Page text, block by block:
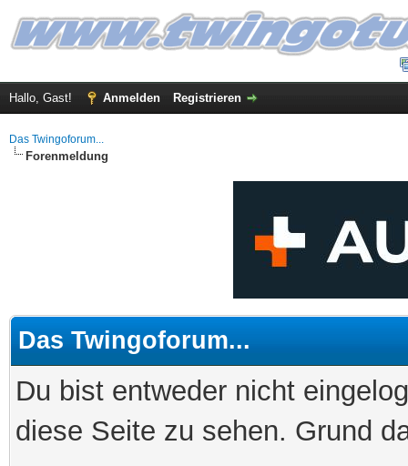
Hallo, Gast! Anmelden Registrieren
Das Twingoforum...
Forenmeldung
Das Twingoforum...
Du bist entweder nicht
diese Seite zu sehen. Grund